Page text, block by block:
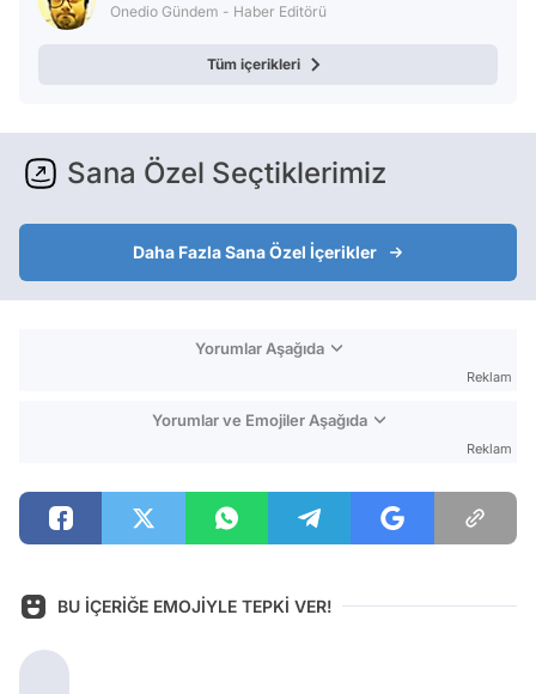
Onedio Gündem - Haber Editörü
Tüm içerikleri
Sana Özel Seçtiklerimiz
Daha Fazla Sana Özel İçerikler
Yorumlar Aşağıda
Reklam
Yorumlar ve Emojiler Aşağıda
Reklam
BU İÇERİĞE EMOJİYLE TEPKİ VER!